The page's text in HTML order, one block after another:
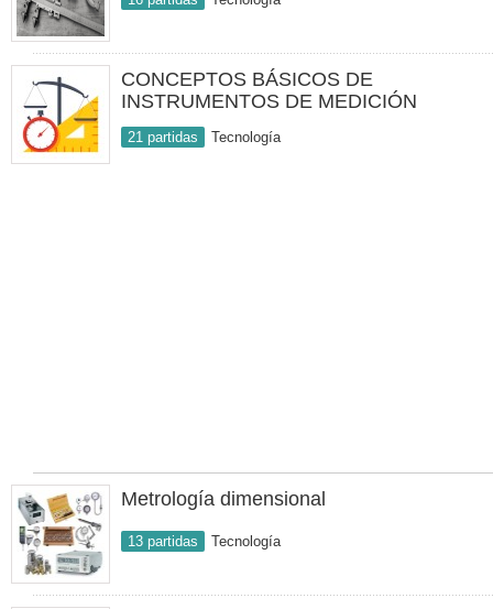
CONCEPTOS BÁSICOS DE
INSTRUMENTOS DE MEDICIÓN
21 partidas Tecnología
Metrología dimensional
13 partidas Tecnología